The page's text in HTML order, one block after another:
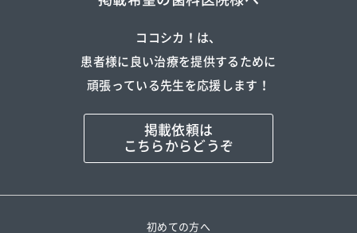
ココシカ！は、
患者様に良い治療を提供するために
頑張っている先生を応援します！
掲載依頼は
こちらからどうぞ
初めての方へ